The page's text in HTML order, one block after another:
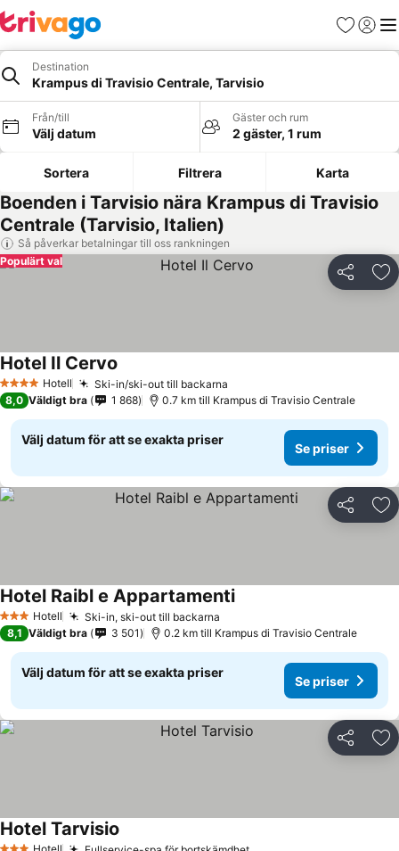
Favoriter
Logga
Destination
Krampus di Travisio Centrale, Tarvisio
Från/till
Välj datum
Gäster och rum
2 gäster, 1 rum
Sortera Filtrera Karta
Boenden i Tarvisio nära Krampus di Travisio
Centrale (Tarvisio, Italien)
Så påverkar betalningar till oss rankningen
Dela
Populärt val
4 StjärnorHotell Ski-in/ski-out till backarna
Hotel Il Cervo
8,0 Väldigt bra 1 868 0.7 km till Krampus di Travisio Centrale
Välj datum för att se exakta priser
Se priser
Dela
3 StjärnorHotell Ski-in, ski-out till backarna
Hotel Raibl e AppartamentiSe priser
8,1 Väldigt bra 3 501 0.2 km till Krampus di Travisio Centrale
Välj datum för att se exakta priser
Se priser
Dela
Hotell
Hotel Tarvisio